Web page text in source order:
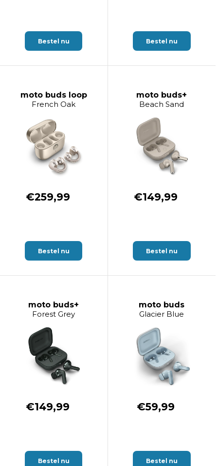
Bestel nu Bestel nu
moto buds loop
French Oak
€259,99
Bestel nu
moto buds+
Beach Sand
€149,99
Bestel nu
moto buds+
Forest Grey
€149,99
Bestel nu
moto buds
Glacier Blue
€59,99
Bestel nu